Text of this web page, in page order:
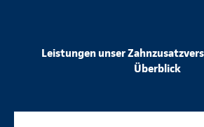
Leistungen unser
Überblick